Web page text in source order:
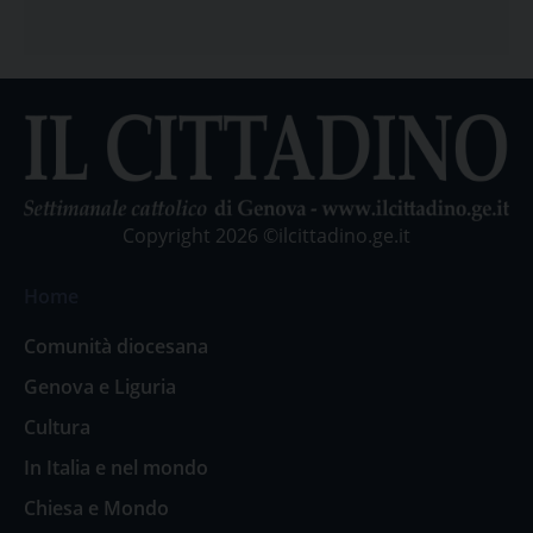
Copyright 2026 ©ilcittadino.ge.it
Comunità diocesana
Genova e Liguria
Cultura
In Italia e nel mondo
Chiesa e Mondo